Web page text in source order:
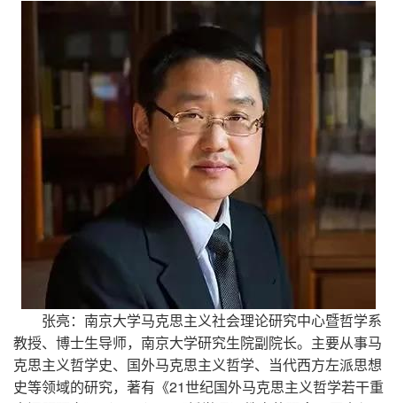
张亮：南京大学马克思主义社会理论研究中心暨哲学系
教授、博士生导师，南京大学研究生院副院长。主要从事马
克思主义哲学史、国外马克思主义哲学、当代西方左派思想
史等领域的研究，著有《21世纪国外马克思主义哲学若干重